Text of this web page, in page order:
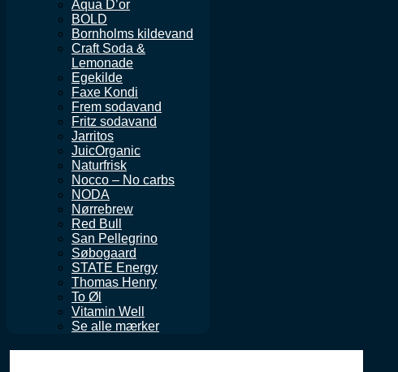
Aqua D’or
BOLD
Bornholms kildevand
Craft Soda &
Lemonade
Egekilde
Faxe Kondi
Frem sodavand
Fritz sodavand
Jarritos
JuicOrganic
Naturfrisk
Nocco – No carbs
NODA
Nørrebrew
Red Bull
San Pellegrino
Søbogaard
STATE Energy
Thomas Henry
To Øl
Vitamin Well
Se alle mærker